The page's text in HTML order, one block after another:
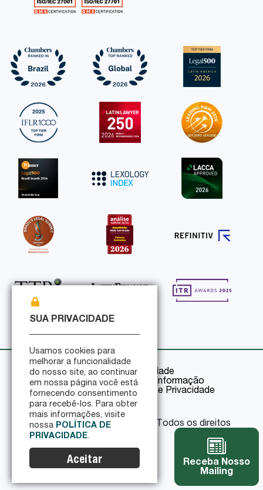
Política de Privacidade
Política de Segurança da Informação
Certificações de Segurança e Privacidade
© 2026 Pinheiro Guimarães - Todos os direitos
Receba Nosso
Mailing
SUA PRIVACIDADE
Usamos cookies para
melhorar a funcionalidade
do nosso site, ao continuar
em nossa página você está
fornecendo consentimento
para recebê-los. Para obter
mais informações, visite
nossa POLÍTICA DE
PRIVACIDADE.
Aceitar